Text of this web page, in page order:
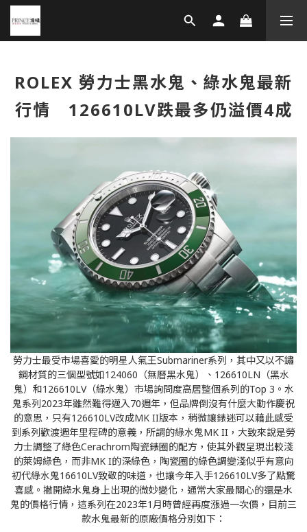
ROLEX 勞力士黑水鬼、綠水鬼最新
行情 126610LV跌最多仍溢價4成
勞力士最受市場喜愛的明星人氣王Submariner系列，其中又以不鏽
鋼材質的三個型號如124060（無曆黑水鬼）、126610LN（黑水
鬼）和126610LV（綠水鬼）市場詢問度高居整個系列的Top 3。水
鬼系列2023年雖然難得邁入70週年，但品牌倒沒有什麼大動作慶祝
的意思，只有126610LV改成MK II版本，稍微讓錶迷可以藉此感受
到系列歡渡週年里程碑的意義，所謂的綠水鬼MK II，大致來說是勞
力士調整了綠色Cerachrom陶瓷錶圈的配方，使其外觀呈現出較淺
的萊姆綠色，而非MK I的深綠色，陶瓷圈的綠色調變淺似乎有意向
初代綠水鬼16610LV致敬的味道，也讓今年入手126610LV多了點驚
喜感。撇開綠水鬼身上出現的微妙變化，通常大家最關心的還是水
鬼的價格行情，這系列在2023年1月時曾經再度漲過一次價，目前三
款水鬼最新的原廠價格分別如下：